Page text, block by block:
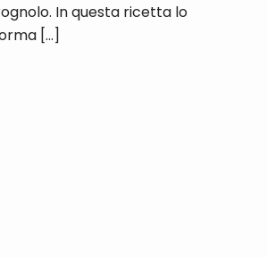
In questa ricetta lo
[…]